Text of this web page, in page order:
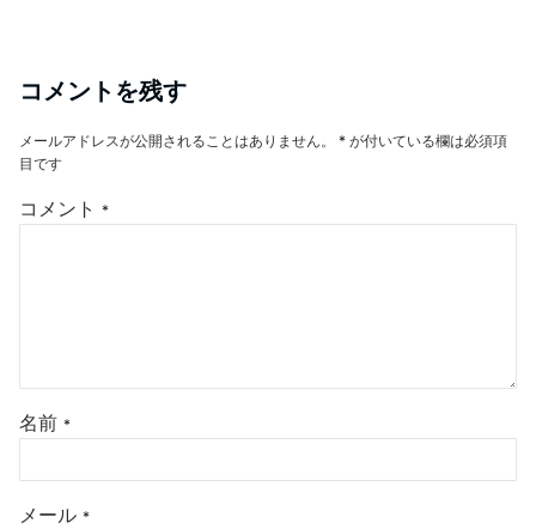
コメントを残す
メールアドレスが公開されることはありません。 * が付いている欄は必須項
目です
コメント *
名前 *
メール *